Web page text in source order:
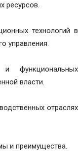
ресурсов.
технологий в
управления.
и функциональных
власти.
отраслях
и преимущества.